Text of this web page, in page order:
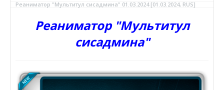
Реаниматор "Мультитул сисадмина" 01.03.2024 [01.03.2024, RUS]
Реаниматор "Мультитул
сисадмина"